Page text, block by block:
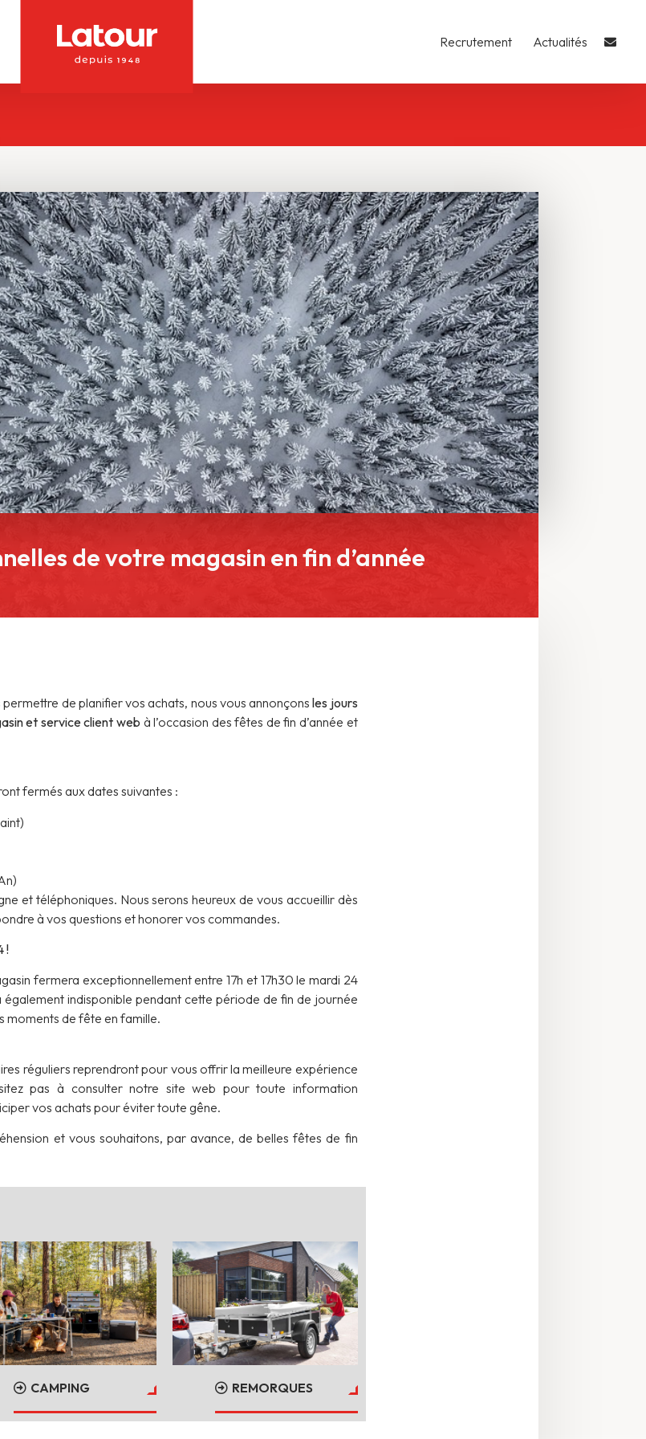
Recrutement Actualités
de votre magasin en fin d’année
de planifier vos achats, nous vous annonçonsles jours
et service client web à l’occasion des fêtes de fin d’année et
fermés aux dates suivantes :
et téléphoniques. Nous serons heureux de vous accueillir dès
à vos questions et honorer vos commandes.
!
fermera exceptionnellement entre 17h et 17h30 le mardi 24
indisponible pendant cette période de fin de journée
moments de fête en famille.
réguliers reprendront pour vous offrir la meilleure expérience
pas à consulter notre site web pour toute information
vos achats pour éviter toute gêne.
et vous souhaitons, par avance, de belles fêtes de fin
CAMPING REMORQUES